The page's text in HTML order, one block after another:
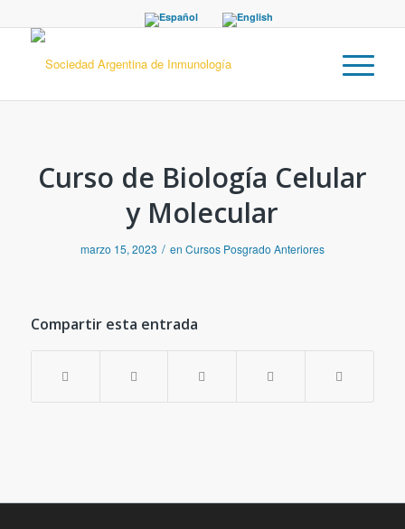
Curso de Biología Celular
y Molecular
marzo 15, 2023 / en Cursos Posgrado Anteriores
Compartir esta entrada